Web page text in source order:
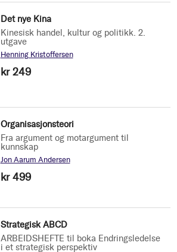
Det nye Kina
Kinesisk handel, kultur og politikk. 2.
utgave
Henning Kristoffersen
kr 249
Organisasjonsteori
Fra argument og motargument til
kunnskap
Jon Aarum Andersen
kr 499
Strategisk ABCD
ARBEIDSHEFTE til boka Endringsledelse
i et strategisk perspektiv